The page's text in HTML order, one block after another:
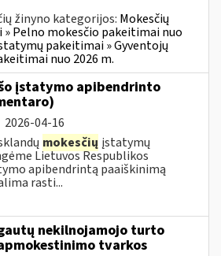
žinyno kategorijos: Mokesčių
Pelno mokesčio pakeitimai nuo
pakeitimai » Gyventojų
nuo 2026 m.
įstatymo apibendrinto
2026-04-16
mokesčių įstatymų
Lietuvos Respublikos
apibendrintą paaiškinimą
rasti...
nekilnojamojo turto
tvarkos